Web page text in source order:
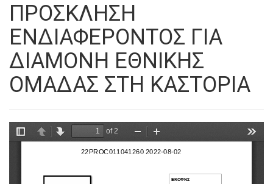
ΠΡΟΣΚΛΗΣΗ
ΕΝΔΙΑΦΕΡΟΝΤΟΣ ΓΙΑ
ΔΙΑΜΟΝΗ ΕΘΝΙΚΗΣ
ΟΜΑΔΑΣ ΣΤΗ ΚΑΣΤΟΡΙΑ